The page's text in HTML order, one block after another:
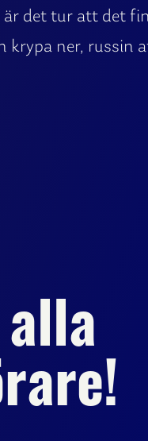
det tur att det
krypa ner, russin